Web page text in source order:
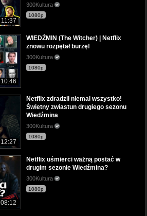
11:37
300Kultura
1080p
10:46
WIEDŹMIN (The Witcher) | Netflix
znowu rozpętał burzę!
300Kultura
1080p
12:27
Netflix zdradził niemal wszystko!
Świetny zwiastun drugiego sezonu
Wiedźmina
300Kultura
1080p
08:12
Netflix uśmierci ważną postać w
drugim sezonie Wiedźmina?
300Kultura
1080p